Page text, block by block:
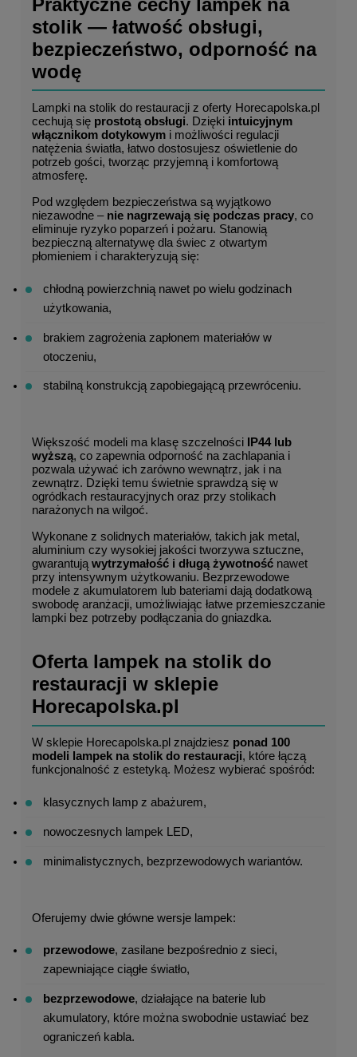
Praktyczne cechy lampek na
stolik — łatwość obsługi,
bezpieczeństwo, odporność na
wodę
Lampki na stolik do restauracji z oferty Horecapolska.pl
cechują się prostotą obsługi. Dzięki intuicyjnym
włącznikom dotykowym i możliwości regulacji
natężenia światła, łatwo dostosujesz oświetlenie do
potrzeb gości, tworząc przyjemną i komfortową
atmosferę.
Pod względem bezpieczeństwa są wyjątkowo
niezawodne – nie nagrzewają się podczas pracy, co
eliminuje ryzyko poparzeń i pożaru. Stanowią
bezpieczną alternatywę dla świec z otwartym
płomieniem i charakteryzują się:
chłodną powierzchnią nawet po wielu godzinach
użytkowania,
brakiem zagrożenia zapłonem materiałów w
otoczeniu,
stabilną konstrukcją zapobiegającą przewróceniu.
Większość modeli ma klasę szczelności
IP44 lub
wyższą, co zapewnia odporność na zachlapania i
pozwala używać ich zarówno wewnątrz, jak i na
zewnątrz. Dzięki temu świetnie sprawdzą się w
ogródkach restauracyjnych oraz przy stolikach
narażonych na wilgoć.
Wykonane z solidnych materiałów, takich jak metal,
aluminium czy wysokiej jakości tworzywa sztuczne,
gwarantują wytrzymałość i długą żywotność nawet
przy intensywnym użytkowaniu. Bezprzewodowe
modele z akumulatorem lub bateriami dają dodatkową
swobodę aranżacji, umożliwiając łatwe przemieszczanie
lampki bez potrzeby podłączania do gniazdka.
Oferta lampek na stolik do
restauracji w sklepie
Horecapolska.pl
W sklepie Horecapolska.pl znajdziesz ponad 100
modeli lampek na stolik do restauracji, które łączą
funkcjonalność z estetyką. Możesz wybierać spośród:
klasycznych lamp z abażurem,
nowoczesnych lampek LED,
minimalistycznych, bezprzewodowych wariantów.
Oferujemy dwie główne wersje lampek:
przewodowe, zasilane bezpośrednio z sieci,
zapewniające ciągłe światło,
bezprzewodowe, działające na baterie lub
akumulatory, które można swobodnie ustawiać bez
ograniczeń kabla.